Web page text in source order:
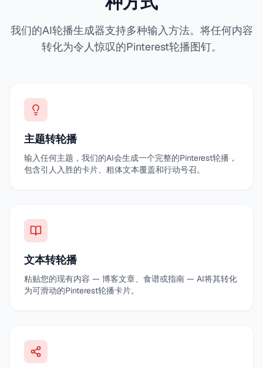
我们的AI轮播生成器支持多种输入方法。将任何内容
转化为令人惊叹的Pinterest轮播图钉。
主题转轮播
输入任何主题，我们的AI会生成一个完整的Pinterest轮播，
包含引人入胜的卡片、粗体文本覆盖和行动号召。
文本转轮播
粘贴您的现有内容 — 博客文章、食谱或指南 — AI将其转化
为可滑动的Pinterest轮播卡片。